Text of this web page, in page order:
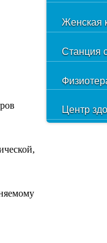
ФАП х.
ФАП х.
ФАП х.
Автогараж
Отдел
Женская
Станция
Центр